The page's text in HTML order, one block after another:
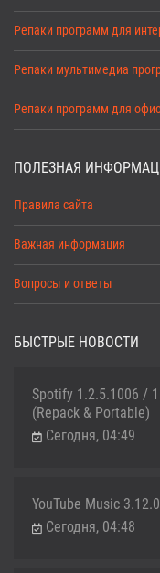
Репаки программ для
Репаки мультимедиа
Репаки программ для
ПОЛЕЗНАЯ
Правила сайта
Важная информация
Вопросы и ответы
БЫСТРЫЕ НОВОСТИ
Spotify 1.2.5.1006 /
(Repack & Portable)
Сегодня, 04:49
YouTube Music
Сегодня, 04:48